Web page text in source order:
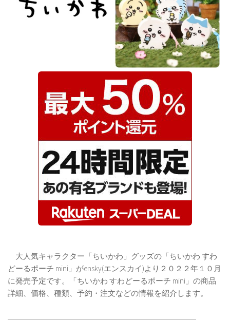
大人気キャラクター「ちいかわ」グッズの「ちいかわ すわ
どーるポーチ mini」がensky(エンスカイ)より２０２２年１０月
に発売予定です。「ちいかわ すわどーるポーチ mini」の商品
詳細、価格、種類、予約・注文などの情報を紹介します。